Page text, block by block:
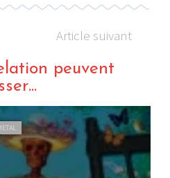
Article suivant
peuvent